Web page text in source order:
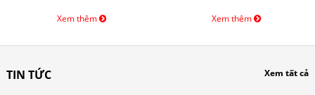
Xem thêm Xem thêm
TIN TỨC Xem tất cả